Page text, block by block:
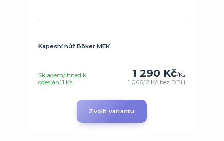
Kapesní nůž Böker MEK
1 290 Kč/Ks
1 066,12 Kč bez DPH
Skladem/Ihned k
odeslání 1 Ks
Zvolit variantu